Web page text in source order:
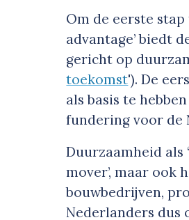
Om de eerste
advantage’ biedt
gericht op
toekomst'). De
als basis te
fundering voor de
Duurzaamheid als
mover’, maar ook
bouwbedrijven,
Nederlanders dus